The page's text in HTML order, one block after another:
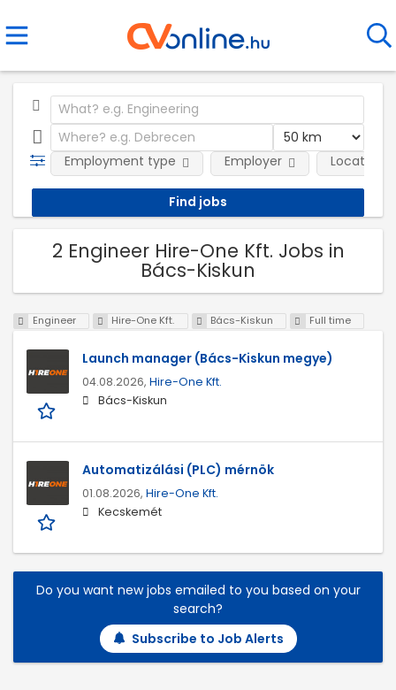
Employment type Employer Location
2 Engineer Hire-One Kft. Jobs in
Bács-Kiskun
Engineer Hire-One Kft. Bács-Kiskun Full time
Launch manager (Bács-Kiskun megye)
04.08.2026, Hire-One Kft.
Bács-Kiskun
Automatizálási (PLC) mérnök
01.08.2026, Hire-One Kft.
Kecskemét
Do you want new jobs emailed to you based on your
search?
Subscribe to Job Alerts